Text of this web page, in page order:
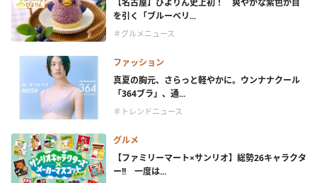
【名古屋】ぴよりん史上初！ 爽やかな紫色が目
を引く「ブルーベリ...
＃グルメニュース
ファッション
真夏の胸元、さらっと軽やかに。ウンナナクール
「364ブラ」、通...
＃トレンドニュース
グルメ
【ファミリーマート×サンリオ】総勢26キャラクタ
ー!! 一度は...